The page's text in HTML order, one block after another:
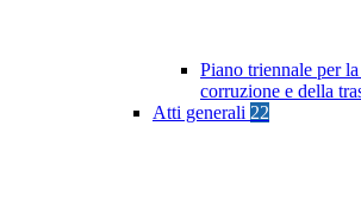
Piano triennale per
corruzione e della
Atti generali 22